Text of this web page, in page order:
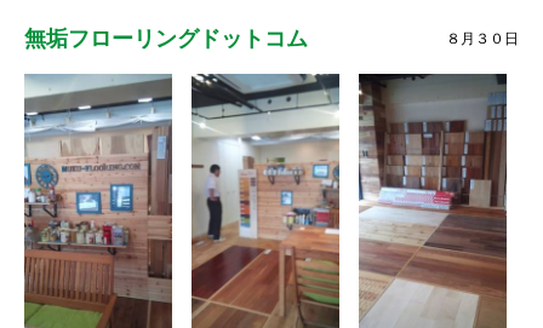
無垢フローリングドットコム ８月３０日